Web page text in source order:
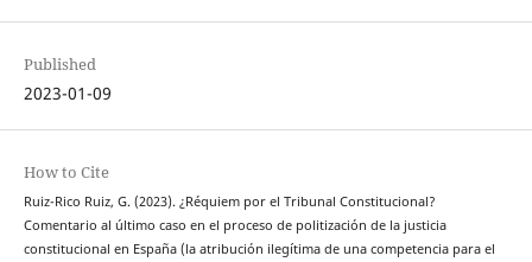
Published
2023-01-09
How to Cite
Ruiz-Rico Ruiz, G. (2023). ¿Réquiem por el Tribunal Constitucional?
Comentario al último caso en el proceso de politización de la justicia
constitucional en España (la atribución ilegítima de una competencia para el